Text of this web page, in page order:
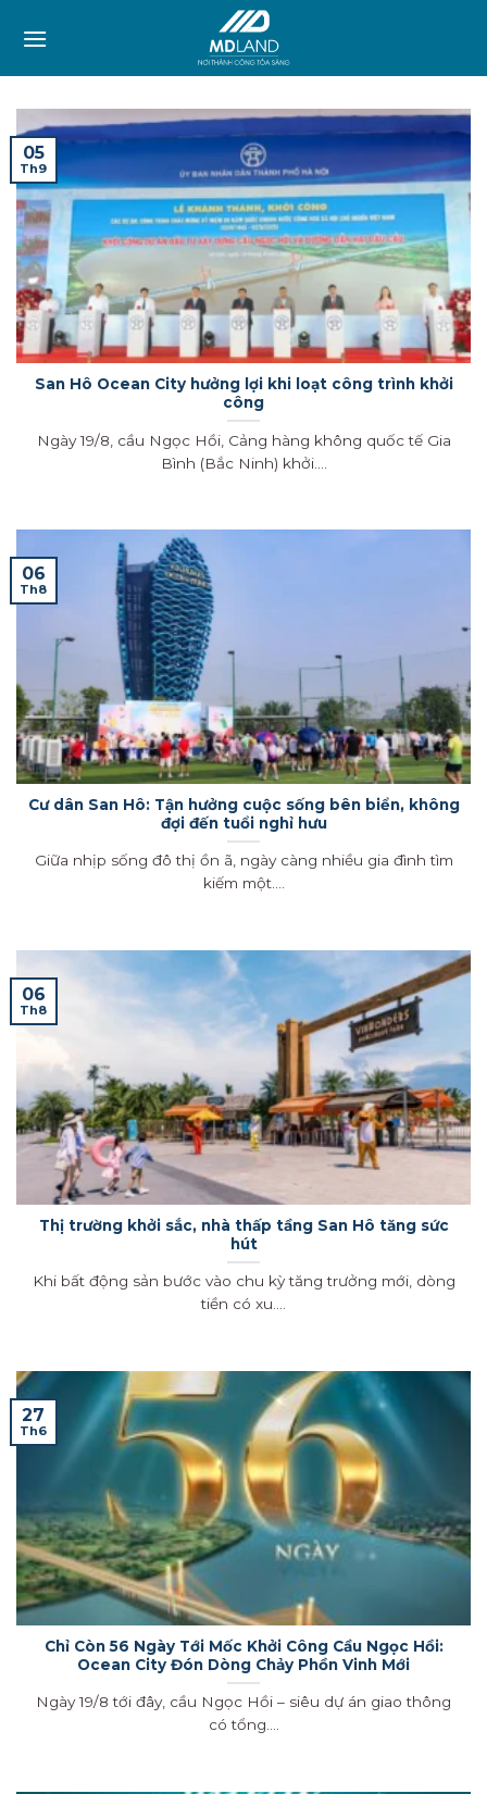
San Hô Ocean City hưởng lợi khi loạt công trình khởi
công
Ngày 19/8, cầu Ngọc Hồi, Cảng hàng không quốc tế Gia
Bình (Bắc Ninh) khởi....
05
Th9
Cư dân San Hô: Tận hưởng cuộc sống bên biển, không
đợi đến tuổi nghỉ hưu
Giữa nhịp sống đô thị ồn ã, ngày càng nhiều gia đình tìm
kiếm một....
06
Th8
Thị trường khởi sắc, nhà thấp tầng San Hô tăng sức
hút
Khi bất động sản bước vào chu kỳ tăng trưởng mới, dòng
tiền có xu....
06
Th8
Chỉ Còn 56 Ngày Tới Mốc Khởi Công Cầu Ngọc Hồi:
Ocean City Đón Dòng Chảy Phồn Vinh Mới
Ngày 19/8 tới đây, cầu Ngọc Hồi – siêu dự án giao thông
có tổng....
27
Th6